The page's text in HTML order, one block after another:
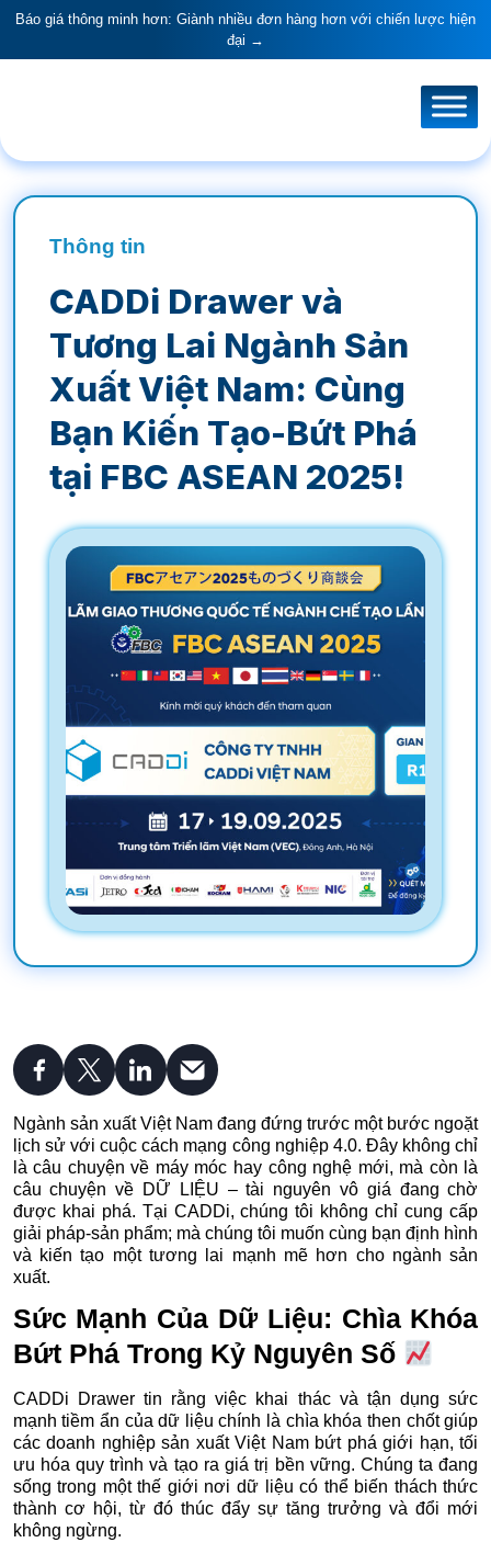
Báo giá thông minh hơn: Giành nhiều đơn hàng hơn với chiến lược hiện
đại →
Thông tin
CADDi Drawer và
Tương Lai Ngành Sản
Xuất Việt Nam: Cùng
Bạn Kiến Tạo-Bứt Phá
tại FBC ASEAN 2025!
Ngành sản xuất Việt Nam đang đứng trước một bước ngoặt
lịch sử với cuộc cách mạng công nghiệp 4.0. Đây không chỉ
là câu chuyện về máy móc hay công nghệ mới, mà còn là
câu chuyện về DỮ LIỆU – tài nguyên vô giá đang chờ
được khai phá. Tại CADDi, chúng tôi không chỉ cung cấp
giải pháp-sản phẩm; mà chúng tôi muốn cùng bạn định hình
và kiến tạo một tương lai mạnh mẽ hơn cho ngành sản
xuất.
Sức Mạnh Của Dữ Liệu: Chìa Khóa
Bứt Phá Trong Kỷ Nguyên Số
CADDi Drawer tin rằng việc khai thác và tận dụng sức
mạnh tiềm ẩn của dữ liệu chính là chìa khóa then chốt giúp
các doanh nghiệp sản xuất Việt Nam bứt phá giới hạn, tối
ưu hóa quy trình và tạo ra giá trị bền vững. Chúng ta đang
sống trong một thế giới nơi dữ liệu có thể biến thách thức
thành cơ hội, từ đó thúc đẩy sự tăng trưởng và đổi mới
không ngừng.